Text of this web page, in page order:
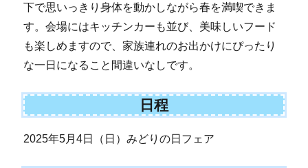
下で思いっきり身体を動かしながら春を満喫できま
す。会場にはキッチンカーも並び、美味しいフード
も楽しめますので、家族連れのお出かけにぴったり
な一日になること間違いなしです。
日程
2025年5月4日（日）みどりの日フェア